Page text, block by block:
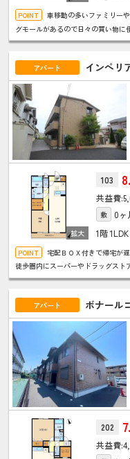
車移動の多いファミリー
グモールがあるので日々の買い物に
納が充実！ ＴＶドアホンで来客時
アパート インペリ
103
敷 0ヶ
1階
宅配ＢＯＸ付きで帰宅が
徒歩圏内にスーパーやドラッグスト
ートロック・ＴＶドアホンとセキ
アパート ボナール
202